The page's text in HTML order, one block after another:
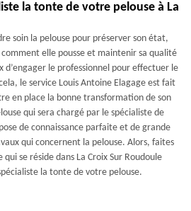
la tonte de votre pelouse à La
soin la pelouse pour préserver son état,
elle pousse et maintenir sa qualité
d’engager le professionnel pour effectuer le
le service Louis Antoine Elagage est fait
en place la bonne transformation de son
qui sera chargé par le spécialiste de
de connaissance parfaite et de grande
qui concernent la pelouse. Alors, faites
se réside dans La Croix Sur Roudoule
la tonte de votre pelouse.